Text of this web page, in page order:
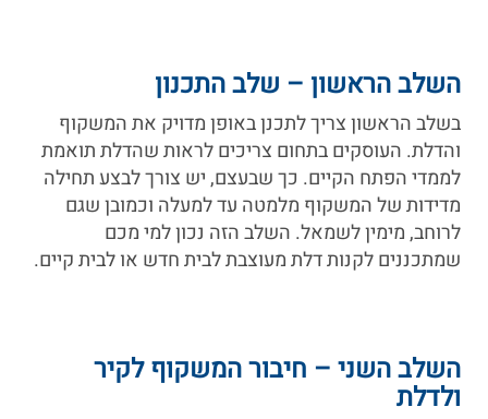
השלב הראשון – שלב התכנון
בשלב הראשון צריך לתכנן באופן מדויק את המשקוף
והדלת. העוסקים בתחום צריכים לראות שהדלת תואמת
לממדי הפתח הקיים. כך שבעצם, יש צורך לבצע תחילה
מדידות של המשקוף מלמטה עד למעלה וכמובן שגם
לרוחב, מימין לשמאל. השלב הזה נכון למי מכם
שמתכננים לקנות דלת מעוצבת לבית חדש או לבית קיים.
השלב השני – חיבור המשקוף לקיר
ולדלת